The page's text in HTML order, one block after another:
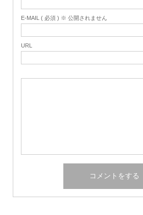
E-MAIL ( 必須 ) ※ 公開されません
URL